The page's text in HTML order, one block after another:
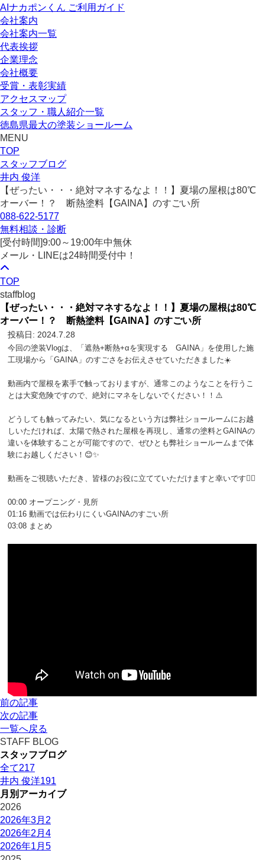
AIナカポンくん ご利用ガイド
会社案内
会社案内一覧
代表挨拶
企業理念
会社概要
受賞・表彰実績
アクセスマップ
スタッフ・職人紹介一覧
徳島県最大の塗装ショールーム
MENU
TOP
スタッフブログ
井内 俊洋
【ぜったい・・・絶対マネするなよ！！】夏場の屋根は80℃
オーバー！？ 断熱塗料【GAINA】のすごい所
088-622-5177
無料相談・診断
[受付時間]9:00～19:00年中無休
メール・LINEは24時間受付中！
TOP
staffblog
【ぜったい・・・絶対マネするなよ！！】夏場の屋根は80℃
オーバー！？ 断熱塗料【GAINA】のすごい所
投稿日: 2024.7.28
今回の塗装Vlogは、「遮熱+断熱+αを実現する GAINA」を使用した施
工現場から「GAINA」のすごさをお伝えさせていただきました☀️
動画内で屋根を素手で触っておりますが、通常このようなことを行うこ
とは大変危険ですので、絶対にマネをしないでください！！⚠️
どうしても触ってみたい、気になるという方は弊社ショールームにお越
しいただければ、太陽で熱された屋根を再現し、通常の塗料とGAINAの
違いを体験することが可能ですので、ぜひとも弊社ショールームまで体
験にお越しください！😊✨
動画をご視聴いただき、皆様のお役に立てていただけますと幸いです🙋‍♀️
00:00 オープニング・見所
01:16 動画では伝わりにくいGAINAのすごい所
03:08 まとめ
前の記事
次の記事
一覧へ戻る
STAFF BLOG
スタッフブログ
全て217
井内 俊洋191
月別アーカイブ
2026
2026年3月 2
2026年2月 4
2026年1月 5